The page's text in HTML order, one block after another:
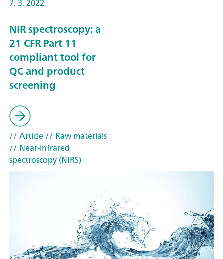
7. 3. 2022
NIR spectroscopy: a
21 CFR Part 11
compliant tool for
QC and product
screening
// Article// Raw materials
// Near-infrared
spectroscopy (NIRS)